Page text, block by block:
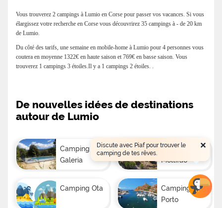
Vous trouverez 2 campings à Lumio en Corse pour passer vos vacances. Si vous
élargissez votre recherche en Corse vous découvrirez 35 campings à - de 20 km
de Lumio.
Du côté des tarifs, une semaine en mobile-home à Lumio pour 4 personnes vous
coutera en moyenne 1322€ en haute saison et 769€ en basse saison. Vous
trouverez 1 campings 3 étoiles.Il y a 1 campings 2 étoiles. .
De nouvelles idées de destinations
autour de Lumio
Camping
Galeria
Camping
Moltifao
Camping Ota
Camping
Porto
×
Discute avec Piaf pour trouver le
camping de tes rêves.